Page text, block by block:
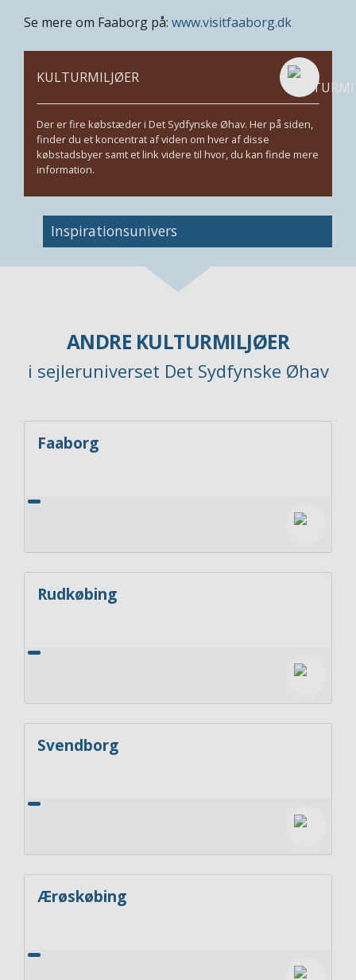
Se mere om Faaborg på: www.visitfaaborg.dk
KULTURMILJØER
Der er fire købstæder i Det Sydfynske Øhav. Her på siden,
finder du et koncentrat af viden om hver af disse
købstadsbyer samt et link videre til hvor, du kan finde mere
information.
Inspirationsunivers
ANDRE KULTURMILJØER
i sejleruniverset Det Sydfynske Øhav
Faaborg
Rudkøbing
Svendborg
Ærøskøbing